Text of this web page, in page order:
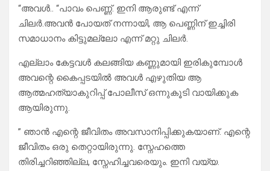
“അവൾ.. “പാവം പെണ്ണ്. ഇനി ആരുണ്ട് എന്ന്
ചിലർ.അവൻ പോയത് നന്നായി, ആ പെണ്ണിന് ഇച്ചിരി
സമാധാനം കിട്ടുമല്ലോ എന്ന് മറ്റു ചിലർ.
എല്ലാം കേട്ടവൾ കലങ്ങിയ കണ്ണുമായി ഇരികുമ്പോൾ
അവന്റെ കൈപ്പടയിൽ അവൾ എഴുതിയ ആ
ആത്മഹത്യാകുറിപ്പ് പോലീസ് ഒന്നുകൂടി വായിക്കുക
ആയിരുന്നു.
” ഞാൻ എന്റെ ജീവിതം അവസാനിപ്പിക്കുകയാണ്. എന്റെ
ജീവിതം ഒരു തെറ്റായിരുന്നു. സ്നേഹത്തെ
തിരിച്ചറിഞ്ഞില്ല, സ്നേഹിച്ചവരെയും. ഇനി വയ്യ.